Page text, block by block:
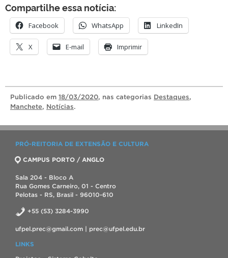
Compartilhe essa notícia:
Facebook WhatsApp LinkedIn
X E-mail Imprimir
Publicado em 18/03/2020, nas categorias Destaques,
Manchete, Notícias.
PRÓ-REITORIA DE EXTENSÃO E CULTURA
CAMPUS PORTO / ANGLO
Sala 204 - Bloco A
Rua Gomes Carneiro, 01 - Centro
Pelotas - RS, Brasil - 96010-610
+55 (53) 3284-3990
ufpel.prec@gmail.com | prec@ufpel.edu.br
LINKS